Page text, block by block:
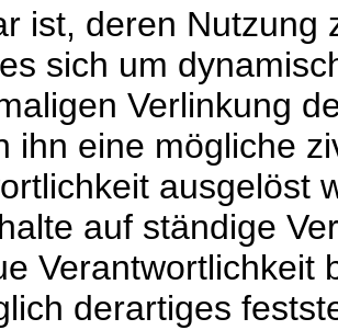
ist, deren Nutzung
sich um
Verlinkung
ihn eine mögliche
ausgelöst
auf ständige
Verantwortlichkeit
derartiges